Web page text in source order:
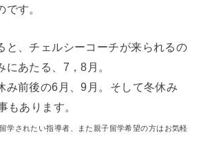
す。
と、チェルシーコーチが来られるの
あたる、7，8月。
み前後の6月、9月。そして冬休み
もあります。
学されたい指導者、また親子留学希望の方はお気軽